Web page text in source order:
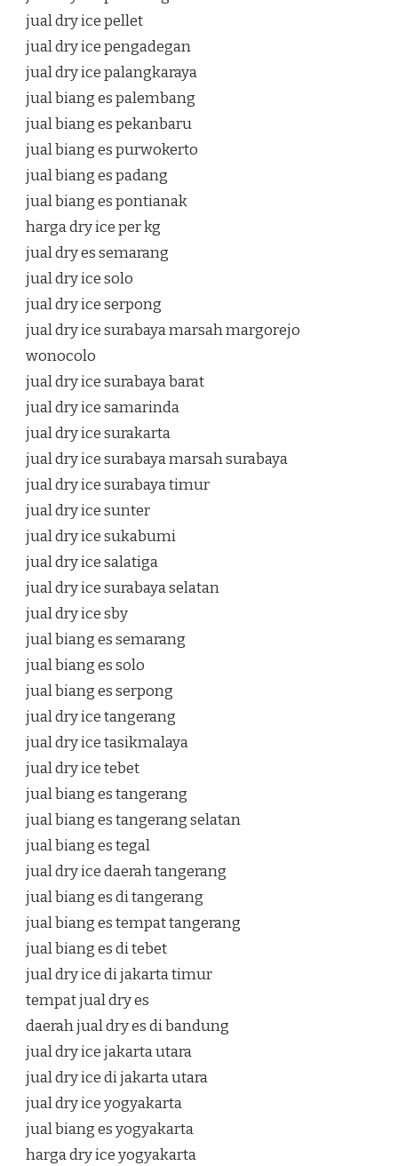
jual dry ice pellet
jual dry ice pengadegan
jual dry ice palangkaraya
jual biang es palembang
jual biang es pekanbaru
jual biang es purwokerto
jual biang es padang
jual biang es pontianak
harga dry ice per kg
jual dry es semarang
jual dry ice solo
jual dry ice serpong
jual dry ice surabaya marsah margorejo
wonocolo
jual dry ice surabaya barat
jual dry ice samarinda
jual dry ice surakarta
jual dry ice surabaya marsah surabaya
jual dry ice surabaya timur
jual dry ice sunter
jual dry ice sukabumi
jual dry ice salatiga
jual dry ice surabaya selatan
jual dry ice sby
jual biang es semarang
jual biang es solo
jual biang es serpong
jual dry ice tangerang
jual dry ice tasikmalaya
jual dry ice tebet
jual biang es tangerang
jual biang es tangerang selatan
jual biang es tegal
jual dry ice daerah tangerang
jual biang es di tangerang
jual biang es tempat tangerang
jual biang es di tebet
jual dry ice di jakarta timur
tempat jual dry es
daerah jual dry es di bandung
jual dry ice jakarta utara
jual dry ice di jakarta utara
jual dry ice yogyakarta
jual biang es yogyakarta
harga dry ice yogyakarta